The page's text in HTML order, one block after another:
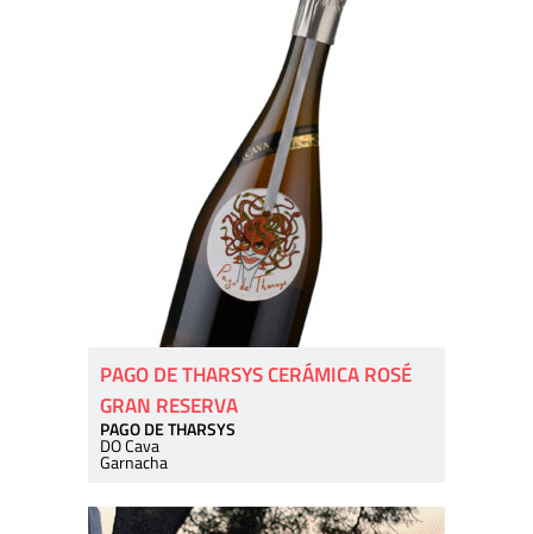
PAGO DE THARSYS CERÁMICA ROSÉ
GRAN RESERVA
PAGO DE THARSYS
DO Cava
Garnacha